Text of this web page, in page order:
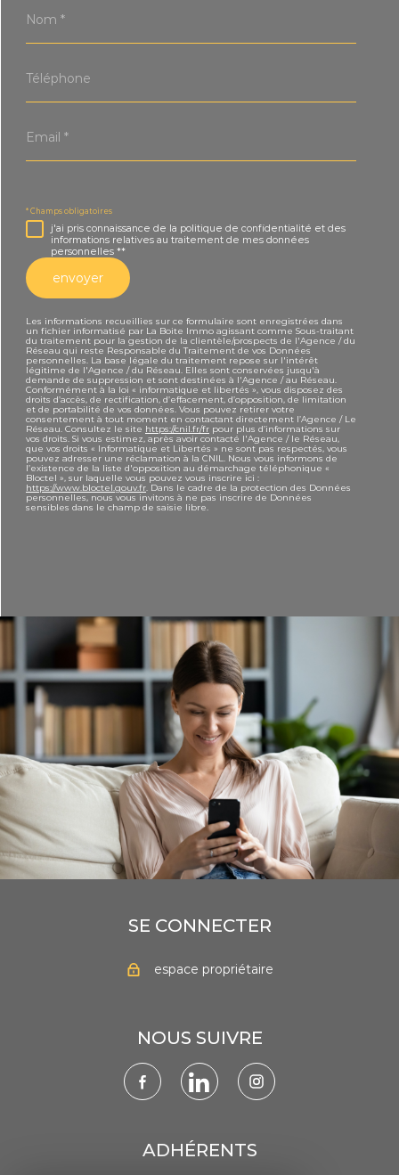
*
*
* Champs obligatoires
j'ai pris connaissance de la politique de confidentialité et des
informations relatives au traitement de mes données
personnelles **
envoyer
Les informations recueillies sur ce formulaire sont enregistrées dans
un fichier informatisé par La Boite Immo agissant comme Sous-traitant
du traitement pour la gestion de la clientèle/prospects de l'Agence / du
Réseau qui reste Responsable du Traitement de vos Données
personnelles. La base légale du traitement repose sur l'intérêt
légitime de l'Agence / du Réseau. Elles sont conservées jusqu'à
demande de suppression et sont destinées à l'Agence / au Réseau.
Conformément à la loi « informatique et libertés », vous disposez des
droits d’accès, de rectification, d’effacement, d’opposition, de limitation
et de portabilité de vos données. Vous pouvez retirer votre
consentement à tout moment en contactant directement l’Agence / Le
Réseau. Consultez le site https://cnil.fr/fr pour plus d’informations sur
vos droits. Si vous estimez, après avoir contacté l'Agence / le Réseau,
que vos droits « Informatique et Libertés » ne sont pas respectés, vous
pouvez adresser une réclamation à la CNIL. Nous vous informons de
l’existence de la liste d'opposition au démarchage téléphonique «
Bloctel », sur laquelle vous pouvez vous inscrire ici :
https://www.bloctel.gouv.fr . Dans le cadre de la protection des Données
personnelles, nous vous invitons à ne pas inscrire de Données
sensibles dans le champ de saisie libre.
SE CONNECTER
espace propriétaire
NOUS SUIVRE
ADHÉRENTS